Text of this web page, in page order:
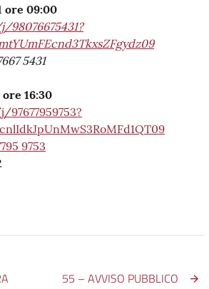
ore 09:00
5431
16:30
9753
55 – AVVISO PUBBLICO